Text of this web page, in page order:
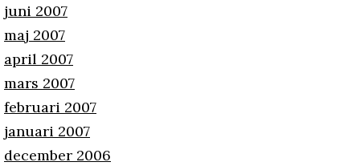
juni 2007
maj 2007
april 2007
mars 2007
februari 2007
januari 2007
december 2006